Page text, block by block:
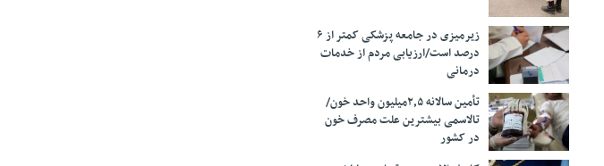
زیرمیزی در جامعه پزشکی کمتر از ۶
درصد است/ارزیابی مردم از خدمات
درمانی
تأمین سالانه ۲٫۵میلیون واحد خون/
تالاسمی بیشترین علت مصرف‌ خون
در کشور